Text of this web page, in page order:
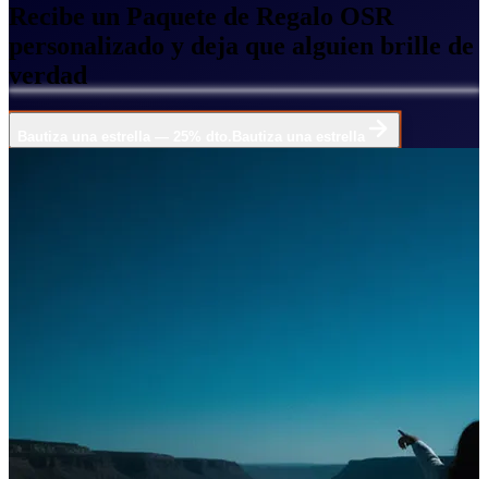
Recibe un Paquete de Regalo OSR
personalizado y deja que alguien brille de
verdad